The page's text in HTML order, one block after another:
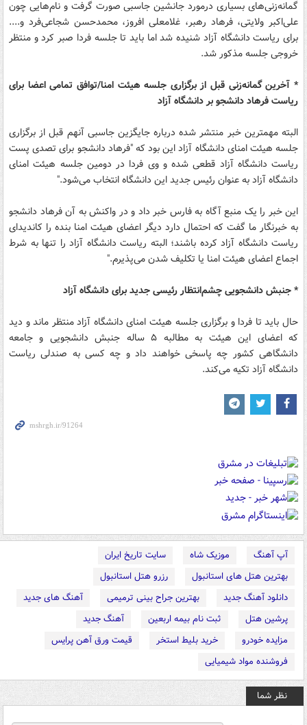
گمانه‌زنی‌های بسیاری درمورد جانشین جاسبی صورت گرفت و نام‌هایی چون
علی‌اکبر ولایتی، فرهاد رهبر، غلامعلی افروز، محمدحسن شجاعی‌فرد و....
برای ریاست دانشگاه آزاد شنیده شد اما باید تا جلسه فردا صبر کرد و منتظر
خروجی جلسه مذکور شد.
* آخرین گمانه‌زنی قبل از برگزاری جلسه هیئت امنا/توافق تمامی اعضا برای
ریاست فرهاد دانشجو بر دانشگاه آزاد
البته مهمترین خبر منتشر شده درباره جایگزین جاسبی آنهم قبل از برگزاری
جلسه هیئت امنای دانشگاه آزاد این بود که "فرهاد دانشجو برای تصدی پست
ریاست دانشگاه آزاد قطعی شده و وی فردا در دومین جلسه هیئت امنای
دانشگاه آزاد به عنوان رئیس جدید این دانشگاه انتخاب می‌شود."
این خبر را یک منبع آگاه به فارس خبر داد و در واکنش به آن فرهاد دانشجو
به خبرنگار ما گفت که احتمال دارد دیگر اعضای هیئت امنا بنده را کاندیدای
ریاست دانشگاه آزاد کرده باشند؛ البته ریاست دانشگاه آزاد را تنها به شرط
اجماع اعضای هیئت امنا یا تکلیف شدن می‌پذیرم."
* جنبش دانشجویی چشم‌انتظار رئیسی جدید برای دانشگاه آزاد
حال باید تا فردا و برگزاری جلسه هیئت امنای دانشگاه آزاد منتظر ماند و دید
که اعضای این هیئت به مطالبه ۵ ساله جنبش دانشجویی و جامعه
دانشگاهی کشور چه پاسخی خواهند داد و چه کسی به صندلی ریاست
دانشگاه آزاد تکیه می‌کند.
آپ آهنگ موزیک شاه
سایت تاریخ ایران
بهترین هتل های استانبول
رزرو هتل استانبول
دانلود آهنگ جدید
بهترین جراح بینی ترمیمی
آهنگ های جدید
پرشین هتل
ثبت نام بیمه اربعین
آهنگ جدید
مزایده خودرو
خرید بلیط استخر
قیمت ورق آهن پرایس
فروشنده مواد شیمیایی
نظر شما